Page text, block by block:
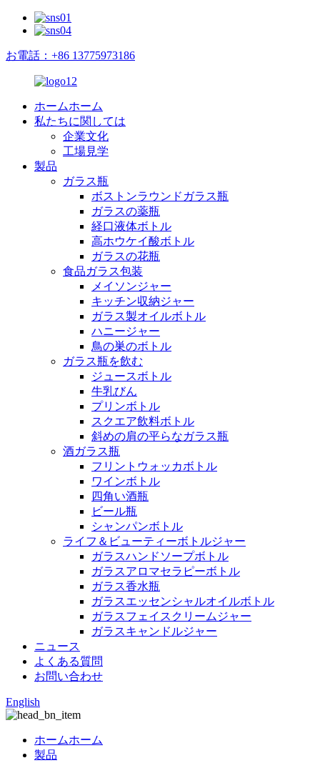
お電話：+86 13775973186
ホームホーム
私たちに関しては
企業文化
工場見学
製品
ガラス瓶
ボストンラウンドガラス瓶
ガラスの薬瓶
経口液体ボトル
高ホウケイ酸ボトル
ガラスの花瓶
食品ガラス包装
メイソンジャー
キッチン収納ジャー
ガラス製オイルボトル
ハニージャー
鳥の巣のボトル
ガラス瓶を飲む
ジュースボトル
牛乳びん
プリンボトル
スクエア飲料ボトル
斜めの肩の平らなガラス瓶
酒ガラス瓶
フリントウォッカボトル
ワインボトル
四角い酒瓶
ビール瓶
シャンパンボトル
ライフ＆ビューティーボトルジャー
ガラスハンドソープボトル
ガラスアロマセラピーボトル
ガラス香水瓶
ガラスエッセンシャルオイルボトル
ガラスフェイスクリームジャー
ガラスキャンドルジャー
ニュース
よくある質問
お問い合わせ
English
ホームホーム
製品